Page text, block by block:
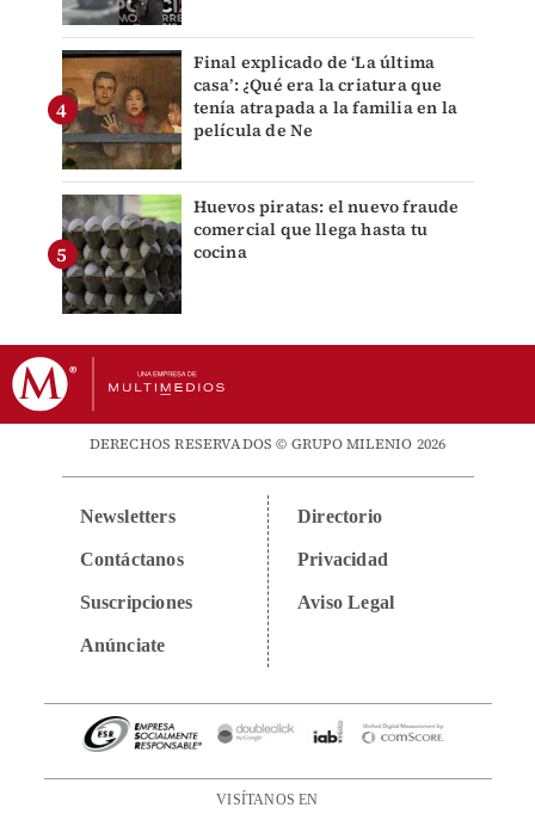
Final explicado de ‘La última
casa’: ¿Qué era la criatura que
tenía atrapada a la familia en la
película de Ne
Huevos piratas: el nuevo fraude
comercial que llega hasta tu
cocina
DERECHOS RESERVADOS © GRUPO MILENIO 2026
Newsletters
Contáctanos
Suscripciones
Anúnciate
Directorio
Privacidad
Aviso Legal
VISÍTANOS EN